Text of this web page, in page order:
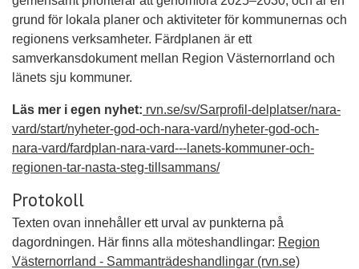
grund för lokala planer och aktiviteter för kommunernas och
regionens verksamheter. Färdplanen är ett
samverkansdokument mellan Region Västernorrland och
länets sju kommuner.
Läs mer i egen nyhet: rvn.se/sv/Sarprofil-delplatser/nara-
vard/start/nyheter-god-och-nara-vard/nyheter-god-och-
nara-vard/fardplan-nara-vard---lanets-kommuner-och-
regionen-tar-nasta-steg-tillsammans/
Protokoll
Texten ovan innehåller ett urval av punkterna på
dagordningen. Här finns alla möteshandlingar: Region
Västernorrland - Sammanträdeshandlingar (rvn.se)